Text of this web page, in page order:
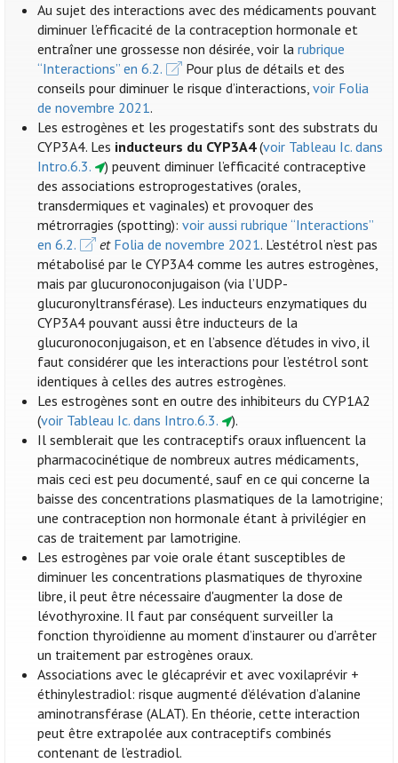
Au sujet des interactions avec des médicaments pouvant
diminuer l’efficacité de la contraception hormonale et
entraîner une grossesse non désirée, voir larubrique
“Interactions” en 6.2.
Pour plus de détails et des
conseils pour diminuer le risque d’interactions,voir Folia
de novembre 2021.
Les estrogènes et les progestatifs sont des substrats du
CYP3A4. Les inducteurs du CYP3A4(voir Tableau Ic. dans
Intro.6.3.
) peuvent diminuer l’efficacité contraceptive
des associations estroprogestatives (orales,
transdermiques et vaginales) et provoquer des
métrorragies (spotting):voir aussi rubrique “Interactions”
en 6.2.
et Folia de novembre 2021. L’estétrol n’est pas
métabolisé par le CYP3A4 comme les autres estrogènes,
mais par glucuronoconjugaison (via l’UDP-
glucuronyltransférase). Les inducteurs enzymatiques du
CYP3A4 pouvant aussi être inducteurs de la
glucuronoconjugaison, et en l’absence d’études in vivo, il
faut considérer que les interactions pour l’estétrol sont
identiques à celles des autres estrogènes.
Les estrogènes sont en outre des inhibiteurs du CYP1A2
(voir Tableau Ic. dans Intro.6.3.
).
Il semblerait que les contraceptifs oraux influencent la
pharmacocinétique de nombreux autres médicaments,
mais ceci est peu documenté, sauf en ce qui concerne la
baisse des concentrations plasmatiques de la lamotrigine;
une contraception non hormonale étant à privilégier en
cas de traitement par lamotrigine.
Les estrogènes par voie orale étant susceptibles de
diminuer les concentrations plasmatiques de thyroxine
libre, il peut être nécessaire d'augmenter la dose de
lévothyroxine. Il faut par conséquent surveiller la
fonction thyroïdienne au moment d’instaurer ou d’arrêter
un traitement par estrogènes oraux.
Associations avec le glécaprévir et avec voxilaprévir +
éthinylestradiol: risque augmenté d’élévation d’alanine
aminotransférase (ALAT). En théorie, cette interaction
peut être extrapolée aux contraceptifs combinés
contenant de l’estradiol.